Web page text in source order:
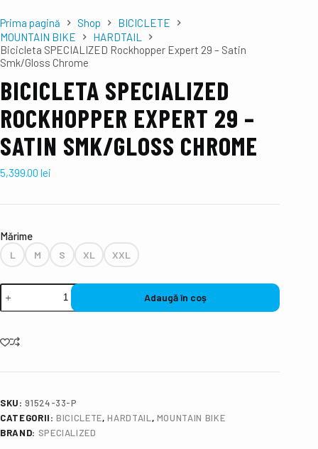
Prima pagină Shop
BICICLETE
MOUNTAIN BIKE
HARDTAIL
Bicicleta SPECIALIZED Rockhopper Expert 29 – Satin
Smk/Gloss Chrome
BICICLETA SPECIALIZED
ROCKHOPPER EXPERT 29 –
SATIN SMK/GLOSS CHROME
5,399.00 lei
Mǎrime
L M S XL XXL
Adaugă în coș
SKU:91524-33-P
CATEGORII:BICICLETE,HARDTAIL , MOUNTAIN BIKE
BRAND: SPECIALIZED